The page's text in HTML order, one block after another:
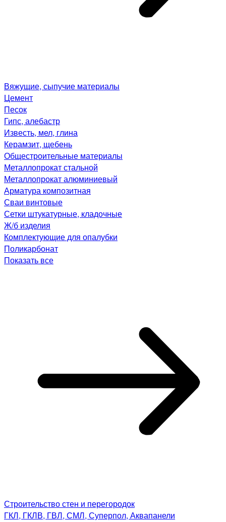
Вяжущие, сыпучие материалы
Цемент
Песок
Гипс, алебастр
Известь, мел, глина
Керамзит, щебень
Общестроительные материалы
Металлопрокат стальной
Металлопрокат алюминиевый
Арматура композитная
Сваи винтовые
Сетки штукатурные, кладочные
Ж/б изделия
Комплектующие для опалубки
Поликарбонат
Показать все
Строительство стен и перегородок
ГКЛ, ГКЛВ, ГВЛ, СМЛ, Суперпол, Аквапанели